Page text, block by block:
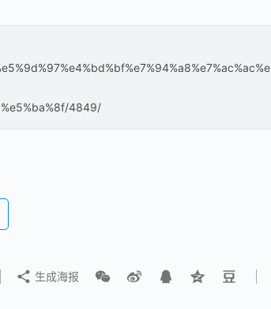
4849/
生成海报